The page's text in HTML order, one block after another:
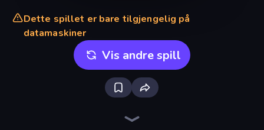
Dette spillet er bare tilgjengelig på
datamaskiner
Vis andre spill